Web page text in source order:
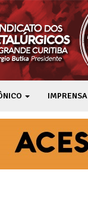
IMPRENSA